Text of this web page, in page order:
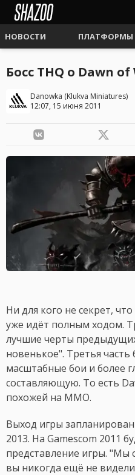
НОВОСТИ ПЛАТФОРМЫ
Босс THQ о Dawn of
Danowka (Klukva Miniatures)
12:07, 15 июня 2011
Ни для кого не секрет,
уже идёт полным ходом.
лучшие черты
новенькое". Третья часть
масштабные бои и более
составляющую. То есть
похожей на MMO.
Выход игры
2013. На Gamescom 2011
представление игры. "Мы
вы никогда ещё не